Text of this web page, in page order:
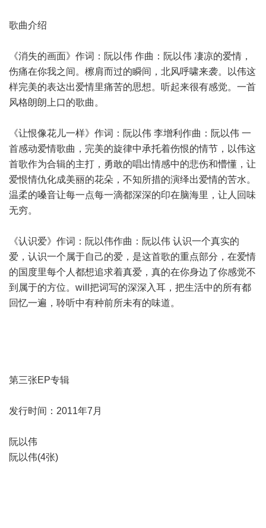
歌曲介绍
《消失的画面》作词：阮以伟 作曲：阮以伟 凄凉的爱情，
伤痛在你我之间。檫肩而过的瞬间，北风呼啸来袭。以伟这
样完美的表达出爱情里痛苦的思想。听起来很有感觉。一首
风格朗朗上口的歌曲。
《让恨像花儿一样》作词：阮以伟 李增利作曲：阮以伟 一
首感动爱情歌曲，完美的旋律中承托着伤恨的情节，以伟这
首歌作为合辑的主打，勇敢的唱出情感中的悲伤和懵懂，让
爱恨情仇化成美丽的花朵，不知所措的演绎出爱情的苦水。
温柔的嗓音让每一点每一滴都深深的印在脑海里，让人回味
无穷。
《认识爱》作词：阮以伟作曲：阮以伟 认识一个真实的
爱，认识一个属于自己的爱，是这首歌的重点部分，在爱情
的国度里每个人都想追求着真爱，真的在你身边了你感觉不
到属于的方位。will把词写的深深入耳，把生活中的所有都
回忆一遍，聆听中有种前所未有的味道。
第三张EP专辑
发行时间：2011年7月
阮以伟
阮以伟(4张)